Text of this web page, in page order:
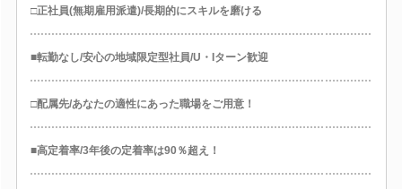
□正社員(無期雇用派遣)/長期的にスキルを磨ける
■転勤なし/安心の地域限定型社員/U・Iターン歓迎
□配属先/あなたの適性にあった職場をご用意！
■高定着率/3年後の定着率は90％超え！